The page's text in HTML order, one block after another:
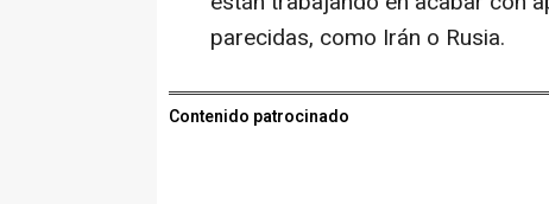
parecidas, como Irán o Rusia.
Contenido patrocinado